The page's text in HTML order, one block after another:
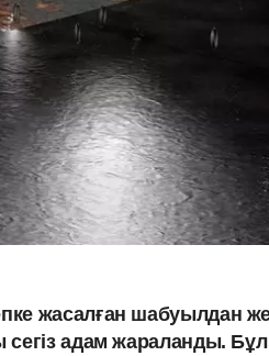
жасалған шабуылдан
адам жараланды. Бұл